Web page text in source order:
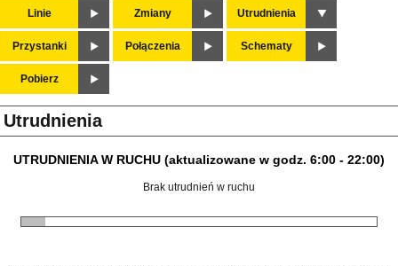
Linie Zmiany Utrudnienia
Przystanki Połączenia Schematy
Pobierz
Utrudnienia
UTRUDNIENIA W RUCHU (aktualizowane w godz. 6:00 - 22:00)
Brak utrudnień w ruchu